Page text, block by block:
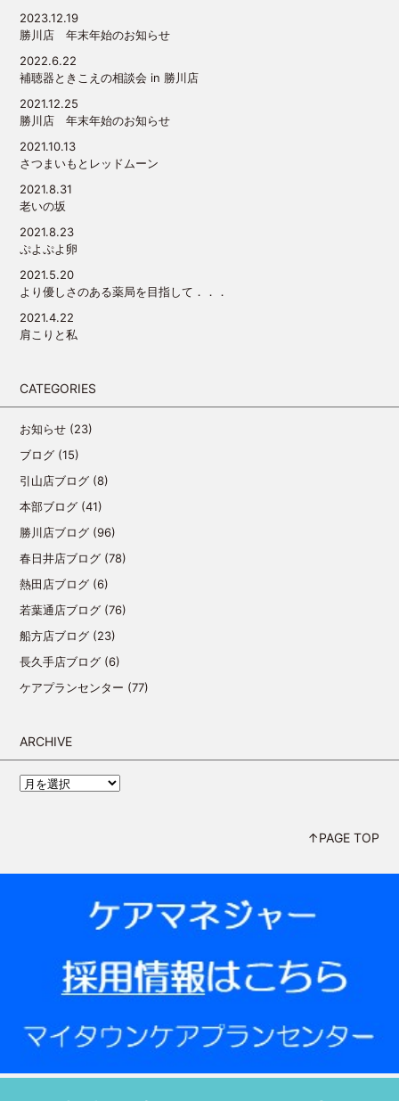
2023.12.19
勝川店 年末年始のお知らせ
2022.6.22
補聴器ときこえの相談会 in 勝川店
2021.12.25
勝川店 年末年始のお知らせ
2021.10.13
さつまいもとレッドムーン
2021.8.31
老いの坂
2021.8.23
ぷよぷよ卵
2021.5.20
より優しさのある薬局を目指して．．．
2021.4.22
肩こりと私
CATEGORIES
お知らせ (23)
ブログ (15)
引山店ブログ (8)
本部ブログ (41)
勝川店ブログ (96)
春日井店ブログ (78)
熱田店ブログ (6)
若葉通店ブログ (76)
船方店ブログ (23)
長久手店ブログ (6)
ケアプランセンター (77)
ARCHIVE
↑PAGE TOP